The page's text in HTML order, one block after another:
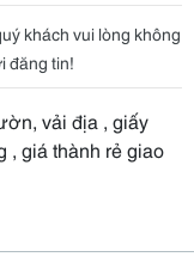
khách vui lòng không
đăng tin!
vải địa , giấy
, giá thành rẻ giao